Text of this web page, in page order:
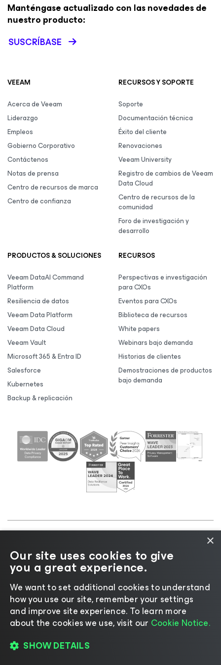
Manténgase actualizado con las novedades de
nuestro producto:
SUSCRÍBASE
VEEAM
Acerca de Veeam
Liderazgo
Empleos
Gobierno Corporativo
Contáctenos
Notas de prensa
Centro de recursos de marca
Centro de confianza
RECURSOS Y SOPORTE
Soporte
Documentación técnica
Éxito del cliente
Renovaciones
Veeam University
Registro de cambios de Veeam
Data Cloud
Centro de recursos de la
comunidad
Foro de investigación y
desarrollo
PRODUCTOS & SOLUCIONES
Veeam DataAI Command
Platform
Resiliencia de datos
Veeam Data Platform
Veeam Data Cloud
Veeam Vault
Microsoft 365 & Entra ID
Salesforce
Kubernetes
Backup & replicación
RECURSOS
Perspectivas e investigación
para CXOs
Eventos para CXOs
Biblioteca de recursos
White papers
Webinars bajo demanda
Historias de clientes
Demostraciones de productos
bajo demanda
Aviso de cookies|Legal|Política de licencias
Recursos para proveedores
Cambiar idioma
×
Our site uses cookies to give
you a great experience.
We want to set additional cookies to understand
how you use our site, remember your settings
and improve site experience. ​To learn more
about the cookies we use, visit our Cookie Notice.
SHOW DETAILS